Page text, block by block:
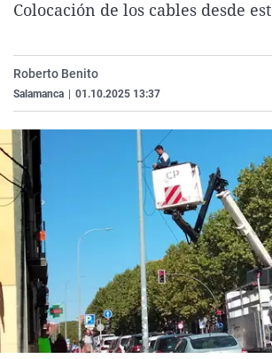
Colocación de los cables desde
Roberto Benito
Salamanca 01.10.2025 13:37